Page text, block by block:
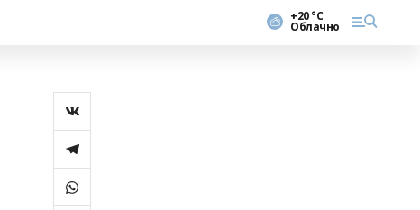
+20 °С
Облачно